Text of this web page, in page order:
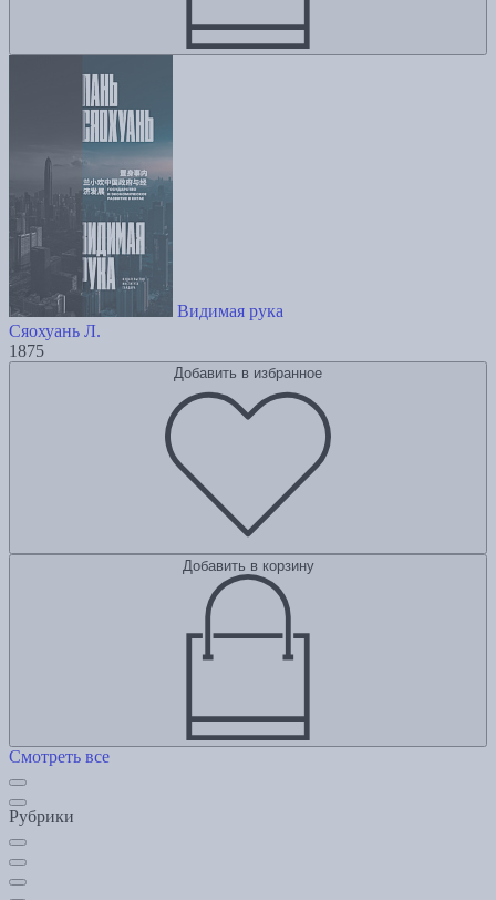
Видимая рука
Сяохуань Л.
1875
Добавить в избранное
Добавить в корзину
Смотреть все
Рубрики